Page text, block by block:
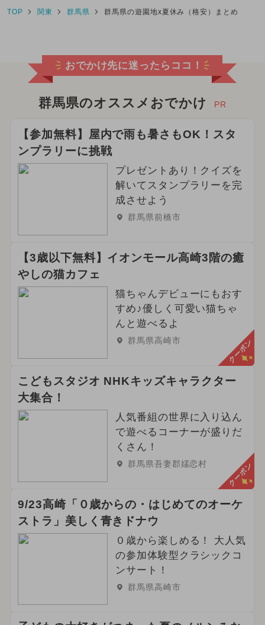
TOP 関東 群馬県 群馬県の遊園地x夏休み（格安）まとめ
おでかけ先に迷ったらココ！
群馬県のオススメおでかけ PR
【参加無料】屋内で雨も暑さもOK！スタ
ンプラリーに挑戦
プレゼントあり！クイズを
解いてスタンプラリーを完
成させよう
群馬県前橋市
【3歳以下無料】イオンモール高崎3階の癒
やしの猫カフェ
猫ちゃんデビューにもおす
すめ♪優しく可愛い猫ちゃ
んと遊べるよ
群馬県高崎市 クーポン
こどもスタジオ NHKキッズキャラクター
大集合！
人気番組の世界に入り込ん
で遊べるコーナーが盛りだ
くさん！
群馬県吾妻郡嬬恋村 クーポン
9/23高崎「０歳からの・はじめてのオーケ
ストラ」美しく青きドナウ
０歳から楽しめる！ 大人気
の参加体験型クラシックコ
ンサート！
群馬県高崎市